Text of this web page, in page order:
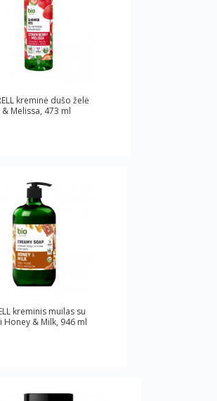
kreminė dušo želė
Melissa, 473 ml
kreminis muilas su
& Milk, 946 ml